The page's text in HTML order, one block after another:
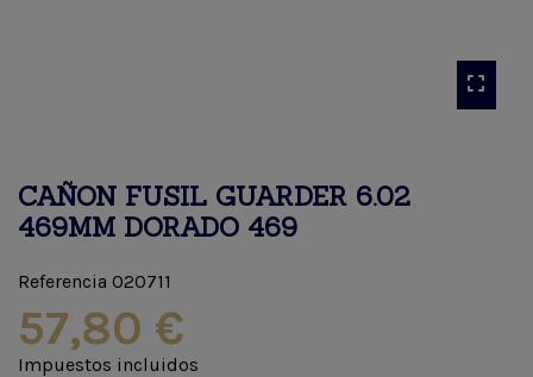
CAÑON FUSIL GUARDER 6.02
469MM DORADO 469
Referencia 020711
57,80 €
Impuestos incluidos